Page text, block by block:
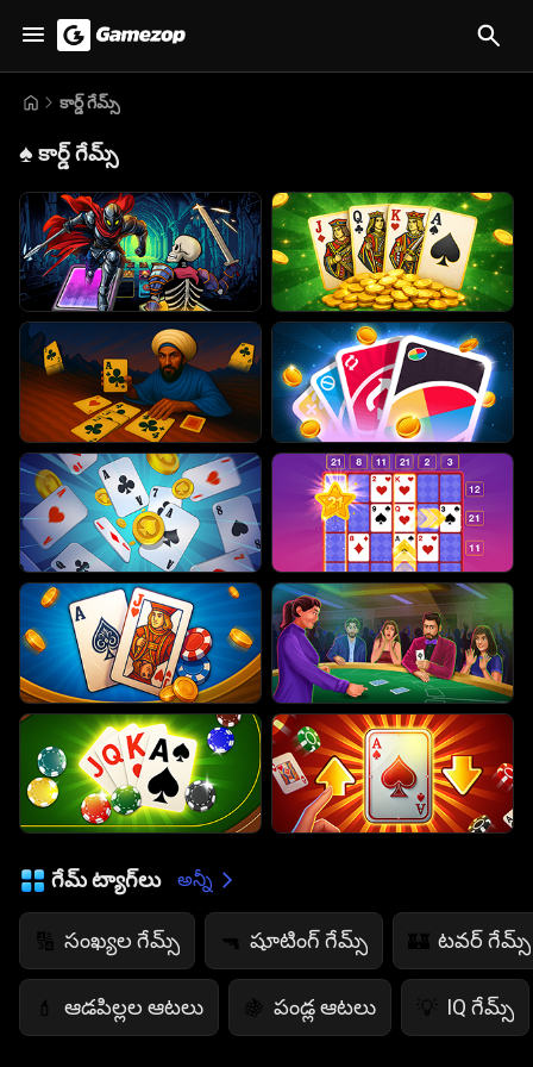
కార్డ్ గేమ్స్
♠️ కార్డ్ గేమ్స్
గేమ్ ట్యాగ్‌లు అన్నీ
🔢 సంఖ్యల గేమ్స్ 🔫 షూటింగ్ గేమ్స్ 🏰 టవర్ గేమ్స్
💄 ఆడపిల్లల ఆటలు 🍇 పండ్ల ఆటలు 💡 IQ గేమ్స్